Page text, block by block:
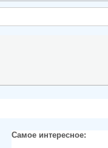
Самое интересное: